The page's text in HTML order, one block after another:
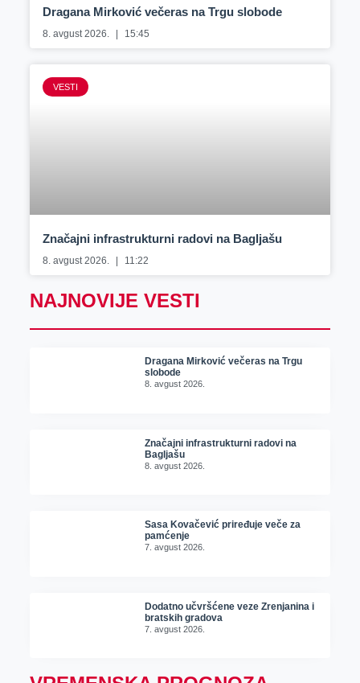
Dragana Mirković večeras na Trgu slobode
8. avgust 2026. 15:45
VESTI
Značajni infrastrukturni radovi na Bagljašu
8. avgust 2026. 11:22
NAJNOVIJE VESTI
Dragana Mirković večeras na Trgu
slobode
8. avgust 2026.
Značajni infrastrukturni radovi na
Bagljašu
8. avgust 2026.
Sasa Kovačević priređuje veče za
pamćenje
7. avgust 2026.
Dodatno učvršćene veze Zrenjanina i
bratskih gradova
7. avgust 2026.